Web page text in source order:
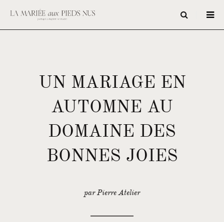
UN MARIAGE EN
AUTOMNE AU
DOMAINE DES
BONNES JOIES
par Pierre Atelier